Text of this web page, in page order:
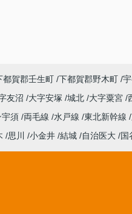
都賀郡壬生町 下都賀郡野木町
友沼 大字安塚 城北 大字粟宮
宇須 両毛線 水戸線 東北新幹線
思川 小金井 結城 自治医大 国